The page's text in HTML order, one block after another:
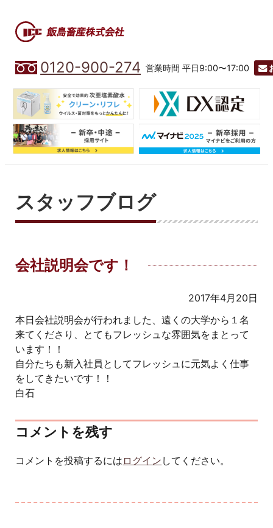
0120-900-274 営業時間 平日9:00〜17:00
スタッフブログ
会社説明会です！
2017年4月20日
本日会社説明会が行われました、遠くの大学から１名
来てくださり、とてもフレッシュな雰囲気をまとって
います！！
自分たちも新入社員としてフレッシュに元気よく仕事
をしてきたいです！！
白石
コメントを残す
コメントを投稿するには ログイン してください。